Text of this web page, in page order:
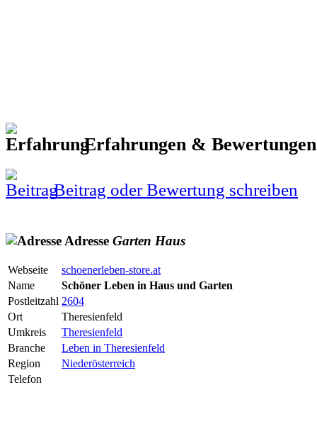
Erfahrungen &
Beitrag oder Bewertung schreiben
Adresse Garten Haus
Webseite
schoenerleben-store.at
Name
Schöner Leben in Haus und Garten
Postleitzahl 2604
Ort
Theresienfeld
Umkreis
Theresienfeld
Branche
Leben in Theresienfeld
Region
Niederösterreich
Telefon